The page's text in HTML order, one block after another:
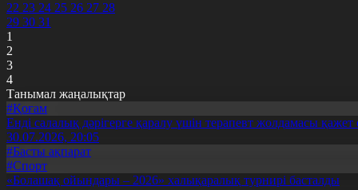
22 23 24 25 26 27 28
29 30 31
1
2
3
4
Танымал жаңалықтар
#Қоғам
Енді салалық дәрігерге қаралу үшін терапевт жолдамасы қажет
30.07.2026, 20:05
#Басты ақпарат
#Спорт
«Болашақ ойындары – 2026» халықаралық турнирі басталды